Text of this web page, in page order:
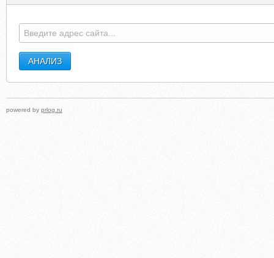
powered by prlog.ru